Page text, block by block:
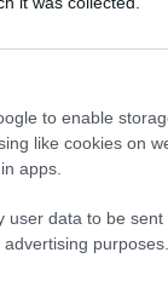
to enable
like cookies on
apps.
user data to be sent
purposes.
és